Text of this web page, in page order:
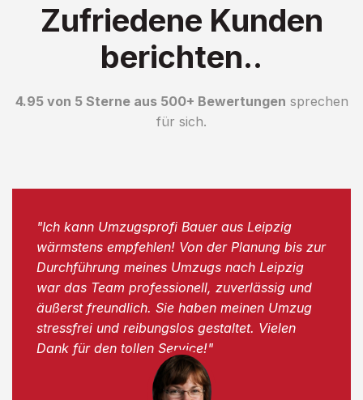
Zufriedene Kunden
berichten..
4.95 von 5 Sterne aus 500+ Bewertungen sprechen
für sich.
"Ich kann Umzugsprofi Bauer aus Leipzig
wärmstens empfehlen! Von der Planung bis zur
Durchführung meines Umzugs nach Leipzig
war das Team professionell, zuverlässig und
äußerst freundlich. Sie haben meinen Umzug
stressfrei und reibungslos gestaltet. Vielen
Dank für den tollen Service!"